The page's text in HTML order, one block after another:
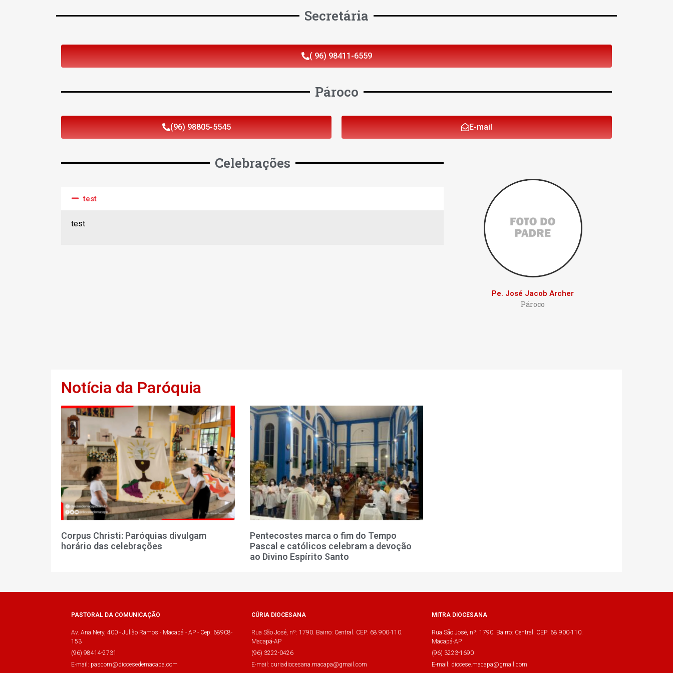
Secretária
( 96) 98411-6559
Pároco
(96) 98805-5545 E-mail
Celebrações
test
test
Pe. José Jacob Archer
Pároco
Notícia da Paróquia
Corpus Christi: Paróquias divulgam
horário das celebrações
Pentecostes marca o fim do Tempo
Pascal e católicos celebram a devoção
ao Divino Espírito Santo
PASTORAL DA COMUNICAÇÃO
Av. Ana Nery, 400 - Julião Ramos - Macapá - AP - Cep: 68908-
153
(96) 98414-2731
E-mail: pascom@diocesedemacapa.com
CÚRIA DIOCESANA
Rua São José, nº: 1790. Bairro: Central. CEP: 68.900-110.
Macapá-AP
(96) 3222-0426
E-mail: curiadiocesana.macapa@gmail.com
MITRA DIOCESANA
Rua São José, nº: 1790. Bairro: Central. CEP: 68.900-110.
Macapá-AP
(96) 3223-1690
E-mail: diocese.macapa@gmail.com